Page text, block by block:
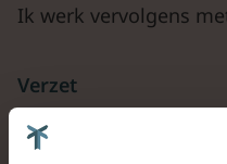
Ik werk vervolgens
Verzet
De Joodse gelovigen
besnijdenis, maken